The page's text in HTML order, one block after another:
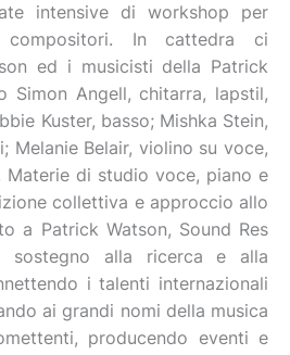
intensive di workshop per
compositori. In cattedra ci
ed i musicisti della Patrick
Simon Angell, chitarra, lapstil,
Kuster, basso; Mishka Stein,
Melanie Belair, violino su voce,
Materie di studio voce, piano e
collettiva e approccio allo
a Patrick Watson, Sound Res
sostegno alla ricerca e alla
i talenti internazionali
ai grandi nomi della musica
producendo eventi e